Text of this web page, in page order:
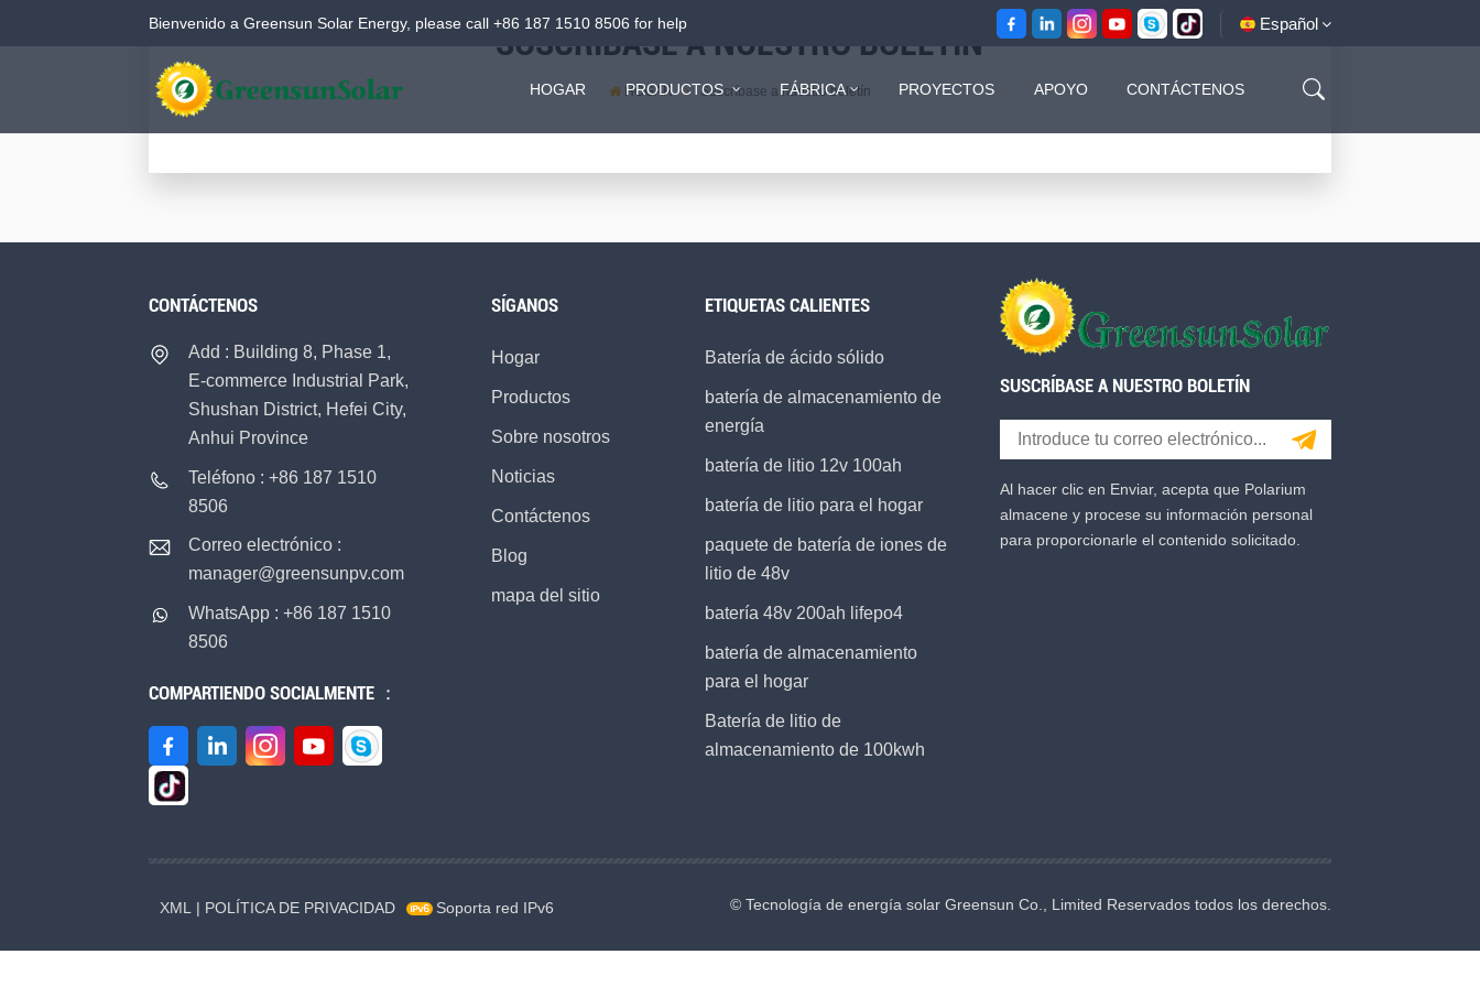
Bienvenido a Greensun Solar Energy, please call +86 187 1510 8506 for help Español
HOGAR PRODUCTOS FÁBRICA PROYECTOS APOYO CONTÁCTENOS
SUSCRÍBASE A NUESTRO BOLETÍN
HOGAR Suscríbase a nuestro boletín
CONTÁCTENOS
Add : Building 8, Phase 1,
E-commerce Industrial Park,
Shushan District, Hefei City,
Anhui Province
Teléfono : +86 187 1510
8506
Correo electrónico :
manager@greensunpv.com
WhatsApp : +86 187 1510
8506
COMPARTIENDO SOCIALMENTE ：
SÍGANOS
Hogar
Productos
Sobre nosotros
Noticias
Contáctenos
Blog
mapa del sitio
ETIQUETAS CALIENTES
Batería de ácido sólido
batería de almacenamiento de
energía
batería de litio 12v 100ah
batería de litio para el hogar
paquete de batería de iones de
litio de 48v
batería 48v 200ah lifepo4
batería de almacenamiento
para el hogar
Batería de litio de
almacenamiento de 100kwh
SUSCRÍBASE A NUESTRO BOLETÍN
Al hacer clic en Enviar, acepta que Polarium
almacene y procese su información personal
para proporcionarle el contenido solicitado.
XML | POLÍTICA DE PRIVACIDAD Soporta red IPv6 © Tecnología de energía solar Greensun Co., Limited Reservados todos los derechos.